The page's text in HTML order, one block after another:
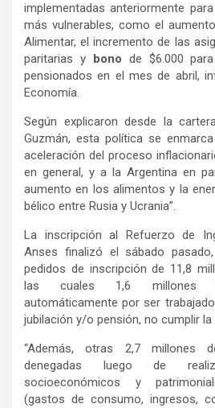
implementadas anteriormente
más vulnerables, como el
Alimentar, el incremento de las
paritarias y bono de $6.000
pensionados en el mes de abril,
Economía.
Según explicaron desde la
Guzmán, esta política se
aceleración del proceso
en general, y a la Argentina en
aumento en los alimentos y la
bélico entre Rusia y Ucrania”.
La inscripción al Refuerzo de
Anses finalizó el sábado
pedidos de inscripción de 11,8
las cuales 1,6 millones
automáticamente por ser
jubilación y/o pensión, no cumplir
“Además, otras 2,7 millones
denegadas luego de
socioeconómicos y
(gastos de consumo, ingresos,